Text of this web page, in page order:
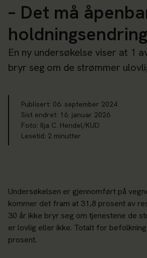
– Det må
En ny undersøkelse viser at 1
bryr seg om de strømmer
Publisert: 06. september 2024
Sist endret: 16. januar 2026
Foto: Ilja C. Hendel/KUD
Lesetid: 2 minutter
Undersøkelsen er gjennomført på
kommer det fram at 31,8 prosent av
30 år ikke bryr seg om tjenestene de
er lovlig eller ikke. Totalt for
prosent.